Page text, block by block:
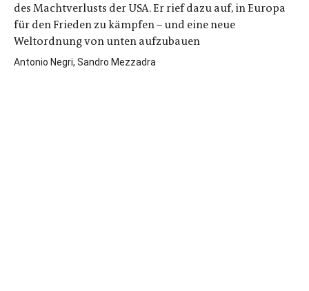
des Machtverlusts der USA. Er rief dazu auf, in Europa
für den Frieden zu kämpfen – und eine neue
Weltordnung von unten aufzubauen
Antonio Negri, Sandro Mezzadra